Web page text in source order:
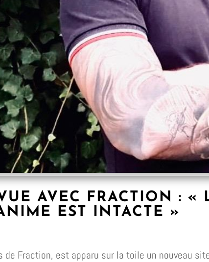
AVEC FRACTION : «
EST INTACTE »
de Fraction, est apparu sur la toile un nouveau